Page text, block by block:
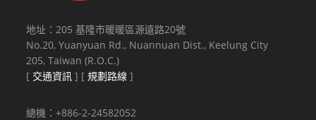
地址：205 基隆市暖暖區源遠路20號
No.20, Yuanyuan Rd., Nuannuan Dist., Keelung City
205, Taiwan (R.O.C.)
[ 交通資訊 ] [規劃路線 ]
總機：+886-2-24582052